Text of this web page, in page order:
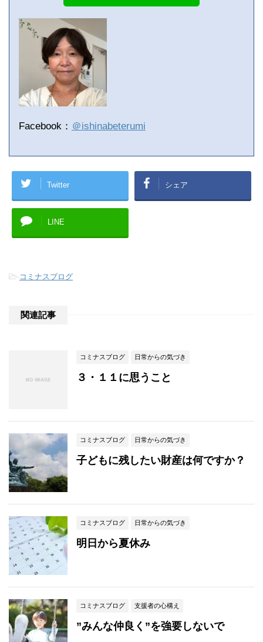
Facebook： ＠ishinabeterumi
Twitter シェア
LINE
-コミナスブログ
関連記事
コミナスブログ 日常からの気づき
３・１１に思うこと
コミナスブログ 日常からの気づき
子どもに残したい財産は何ですか？
コミナスブログ 日常からの気づき
明日から夏休み
コミナスブログ 支援者の心構え
”みんな仲良く”を強要しないで